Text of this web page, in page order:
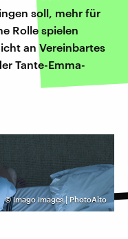
soll, mehr für
Rolle spielen
an Vereinbartes
Tante-Emma-
©imago images | PhotoAlto